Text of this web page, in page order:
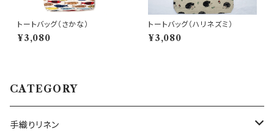
トートバッグ（さかな）
¥3,080
トートバッグ（ハリネズミ）
¥3,080
CATEGORY
手織りリネン